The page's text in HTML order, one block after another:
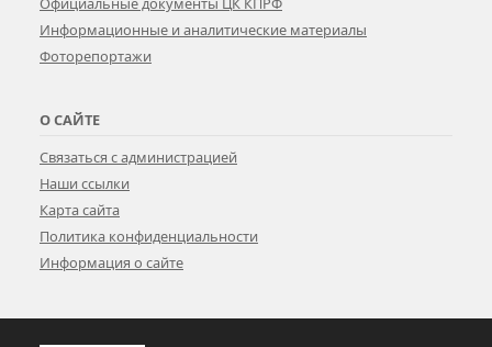
Информационные и аналитические материалы
Фоторепортажи
О САЙТЕ
Связаться с администрацией
Наши ссылки
Карта сайта
Политика конфиденциальности
Информация о сайте